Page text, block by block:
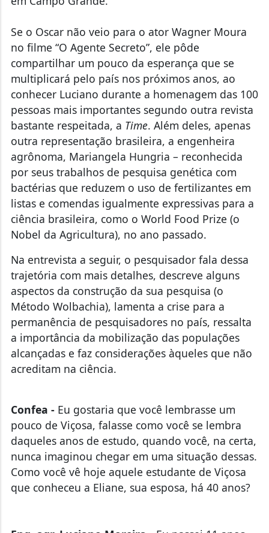
no filme “O Agente Secreto”, ele pôde
compartilhar um pouco da esperança que se
multiplicará pelo país nos próximos anos, ao
conhecer Luciano durante a homenagem das 100
pessoas mais importantes segundo outra revista
bastante respeitada, aTime. Além deles, apenas
outra representação brasileira, a engenheira
agrônoma, Mariangela Hungria – reconhecida
por seus trabalhos de pesquisa genética com
bactérias que reduzem o uso de fertilizantes em
listas e comendas igualmente expressivas para a
ciência brasileira, como o World Food Prize (o
Nobel da Agricultura), no ano passado.
trajetória com mais detalhes, descreve alguns
aspectos da construção da sua pesquisa (o
Método Wolbachia), lamenta a crise para a
permanência de pesquisadores no país, ressalta
a importância da mobilização das populações
alcançadas e faz considerações àqueles que não
acreditam na ciência.
pouco de Viçosa, falasse como você se lembra
daqueles anos de estudo, quando você, na certa,
nunca imaginou chegar em uma situação dessas.
Como você vê hoje aquele estudante de Viçosa
que conheceu a Eliane, sua esposa, há 40 anos?